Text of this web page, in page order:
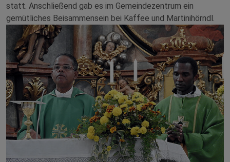
statt. Anschließend gab es im Gemeindezentrum ein
gemütliches Beisammensein bei Kaffee und Martinihörndl.